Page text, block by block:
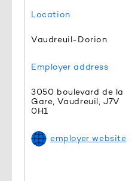
Location
Vaudreuil-Dorion
Employer address
3050 boulevard de la
Gare, Vaudreuil, J7V
0H1
employer website